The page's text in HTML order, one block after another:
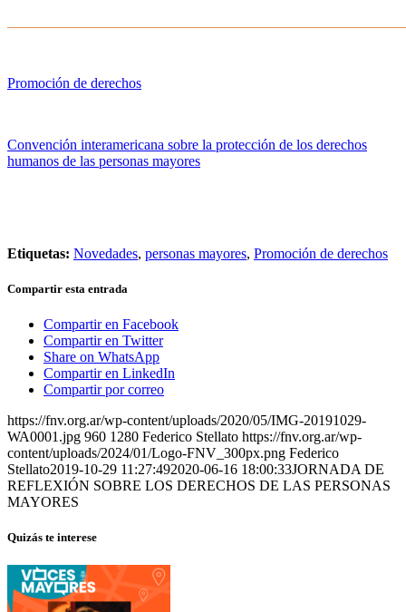
Promoción de derechos
Convención interamericana sobre la protección de los derechos
humanos de las personas mayores
Etiquetas: Novedades, personas mayores, Promoción de derechos
Compartir esta entrada
Compartir en Facebook
Compartir en Twitter
Share on WhatsApp
Compartir en LinkedIn
Compartir por correo
https://fnv.org.ar/wp-content/uploads/2020/05/IMG-20191029-
WA0001.jpg 960 1280 Federico Stellato https://fnv.org.ar/wp-
content/uploads/2024/01/Logo-FNV_300px.png Federico
Stellato2019-10-29 11:27:492020-06-16 18:00:33JORNADA DE
REFLEXIÓN SOBRE LOS DERECHOS DE LAS PERSONAS
MAYORES
Quizás te interese